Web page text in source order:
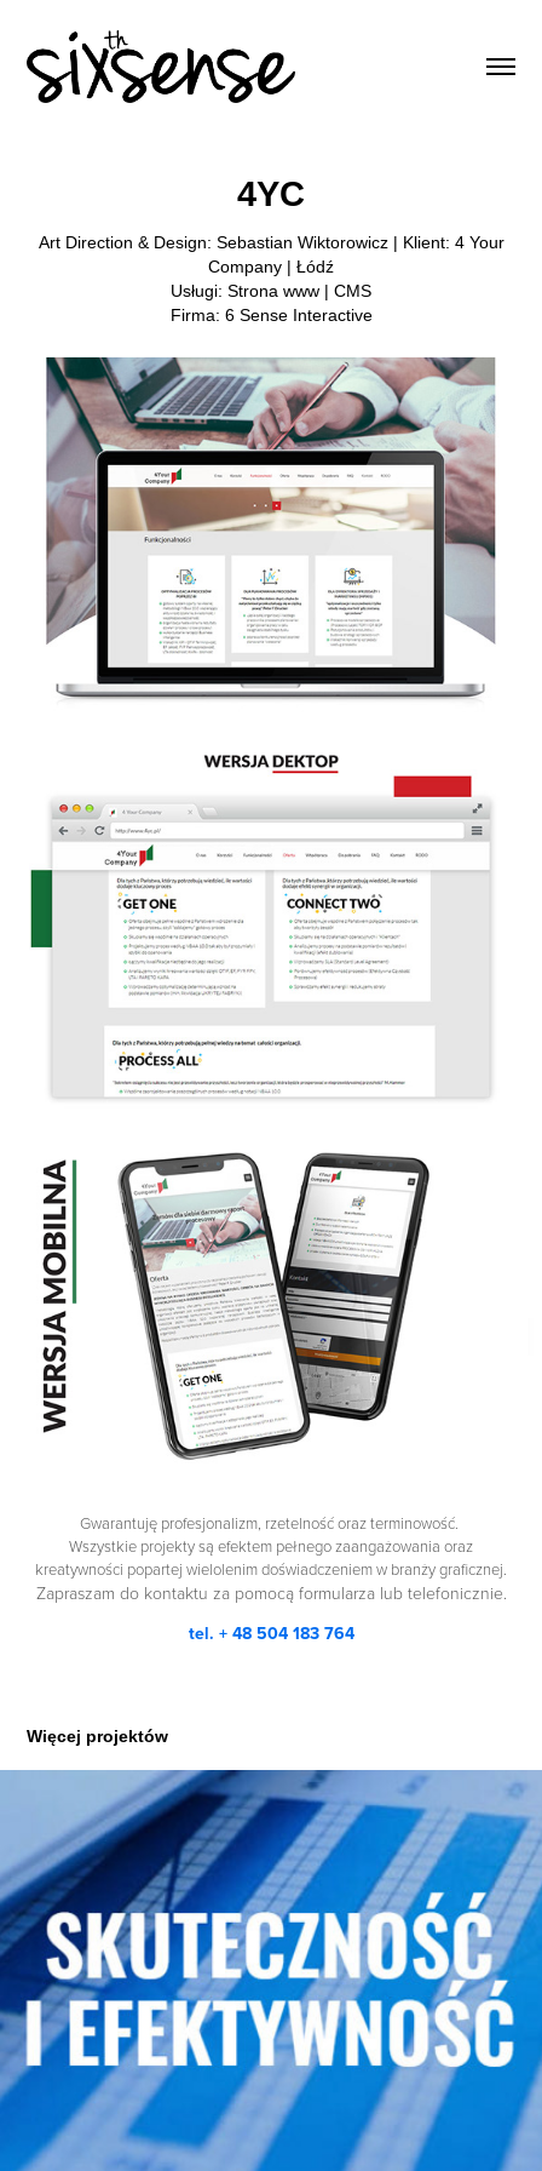
4YC
Art Direction & Design: Sebastian Wiktorowicz | Klient: 4 Your
Company | Łódź
Usługi: Strona www | CMS
Firma: 6 Sense Interactive
Gwarantuję profesjonalizm, rzetelność oraz terminowość.
Wszystkie projekty są efektem pełnego zaangażowania oraz
kreatywności popartej wielolenim doświadczeniem w branży graficznej.
Zapraszam do kontaktu za pomocą formularza lub telefonicznie.
tel. + 48 504 183 764
Więcej projektów
Edbad - Pracownia Doradczo Badawcza
2018